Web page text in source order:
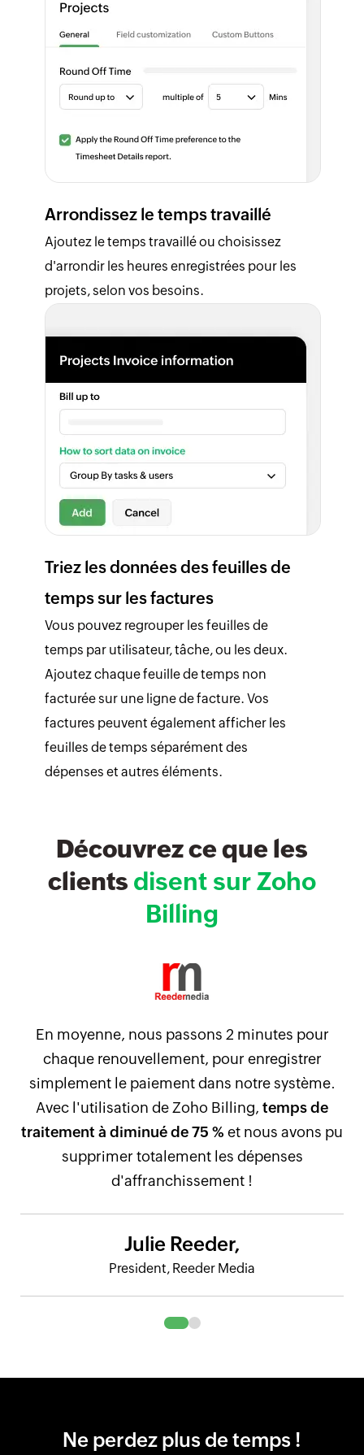
Arrondissez le temps travaillé
Ajoutez le temps travaillé ou choisissez
d'arrondir les heures enregistrées pour les
projets, selon vos besoins.
Triez les données des feuilles de
temps sur les factures
Vous pouvez regrouper les feuilles de
temps par utilisateur, tâche, ou les deux.
Ajoutez chaque feuille de temps non
facturée sur une ligne de facture. Vos
factures peuvent également afficher les
feuilles de temps séparément des
dépenses et autres éléments.
Découvrez ce que les
clients disent sur Zoho
Billing
En moyenne, nous passons 2 minutes pour
chaque renouvellement, pour enregistrer
simplement le paiement dans notre système.
Avec l'utilisation de Zoho Billing, temps de
traitement à diminué de 75 % et nous avons pu
supprimer totalement les dépenses
d'affranchissement !
Julie Reeder,
President, Reeder Media
Ne perdez plus de temps !